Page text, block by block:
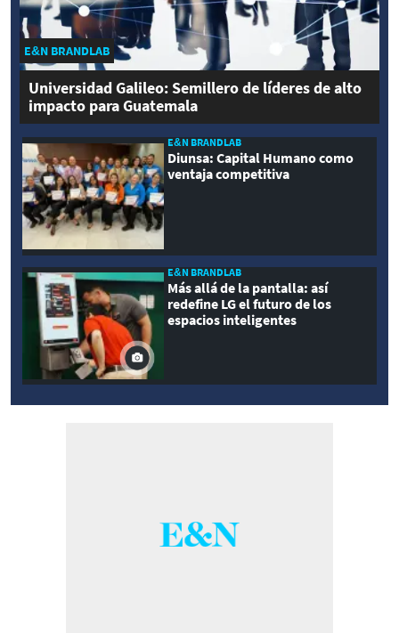
E&N BRANDLAB
Universidad Galileo: Semillero de líderes de alto
impacto para Guatemala
E&N BRANDLAB
Diunsa: Capital Humano como
ventaja competitiva
E&N BRANDLAB
Más allá de la pantalla: así
redefine LG el futuro de los
espacios inteligentes